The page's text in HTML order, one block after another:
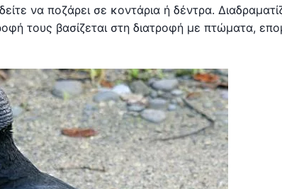
να ποζάρει σε κοντάρια ή δέντρα.
τους βασίζεται στη διατροφή με πτώματα,